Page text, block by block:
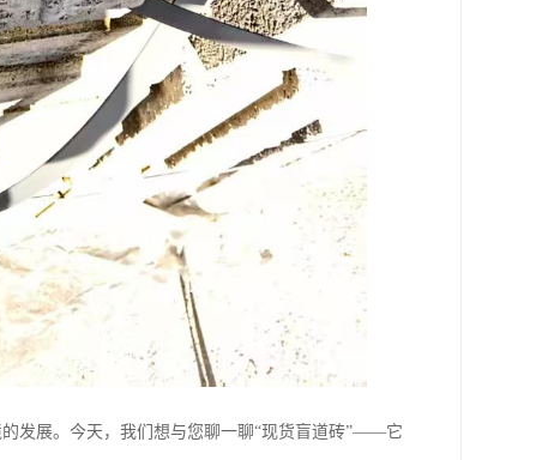
发展。今天，我们想与您聊一聊“现货盲道砖”——它